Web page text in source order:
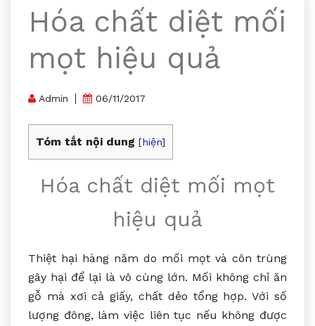
Hóa chất diệt mối
mọt hiệu quả
Admin 06/11/2017
Tóm tắt nội dung [hiện]
Hóa chất diệt mối mọt
hiệu quả
Thiệt hại hàng năm do mối mọt và côn trùng
gây hại để lại là vô cùng lớn. Mối không chỉ ăn
gỗ mà xơi cả giấy, chất dẻo tổng hợp. Với số
lượng đông, làm việc liên tục nếu không được